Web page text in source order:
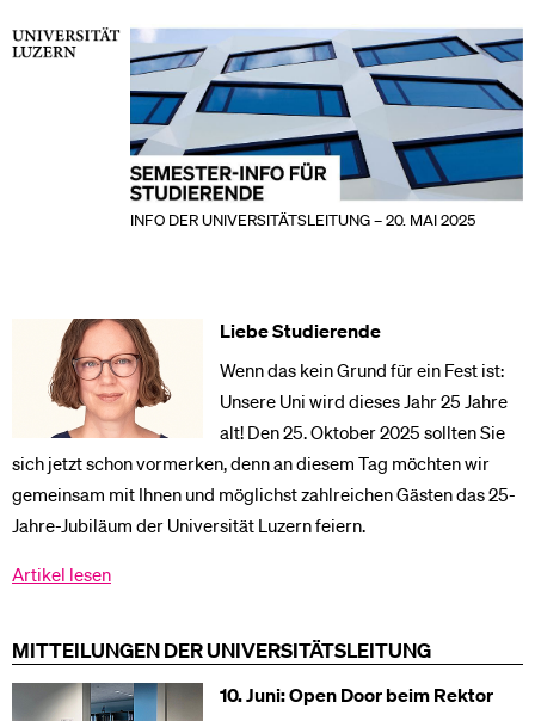
INFO DER UNIVERSITÄTSLEITUNG – 20. MAI 2025
Liebe Studierende
Wenn das kein Grund für ein Fest ist:
Unsere Uni wird dieses Jahr 25 Jahre
alt! Den 25. Oktober 2025 sollten Sie
sich jetzt schon vormerken, denn an diesem Tag möchten wir
gemeinsam mit Ihnen und möglichst zahlreichen Gästen das 25-
Jahre-Jubiläum der Universität Luzern feiern.
Artikel lesen
MITTEILUNGEN DER UNIVERSITÄTSLEITUNG
10. Juni: Open Door beim Rektor